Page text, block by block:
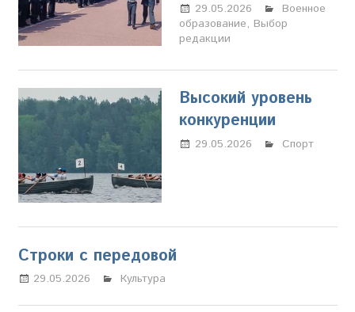
29.05.2026
Марина
Щербакова
Военное
образование, Выбор
редакции
Высокий уровень
конкуренции
29.05.2026
Марина
Спорт
Строки с передовой
29.05.2026 Марина Щербакова
Культура